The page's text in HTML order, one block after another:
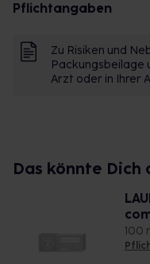
Pflichtangaben
Zu Risiken und
Packungsbeilage
Arzt oder in Ihrer
Das könnte Dich
100